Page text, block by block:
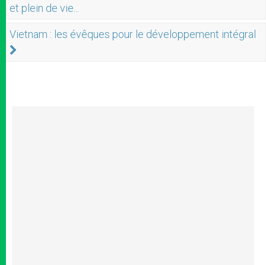
et plein de vie...
Vietnam : les évêques pour le développement intégral